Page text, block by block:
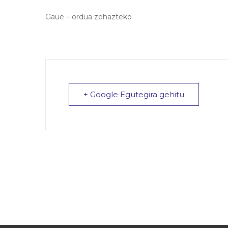
Gaue – ordua zehazteko
+ Google Egutegira gehitu